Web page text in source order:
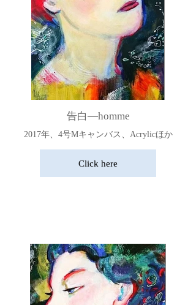
告白―homme
2017年、4号Mキャンバス、Acrylicほか
Click here